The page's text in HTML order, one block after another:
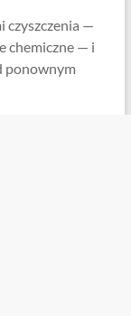
czyszczenia —
chemiczne — i
ponownym